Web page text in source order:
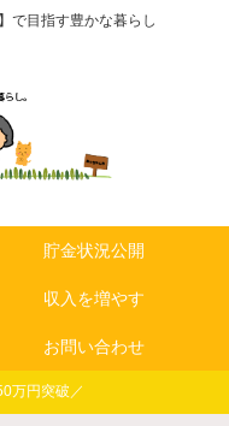
で目指す豊かな暮らし
貯金状況公開
収入を増やす
お問い合わせ
万円突破／